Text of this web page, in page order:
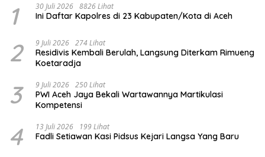
1 30 Juli 2026 8826 Lihat
Ini Daftar Kapolres di 23 Kabupaten/Kota di Aceh
2 9 Juli 2026 274 Lihat
Residivis Kembali Berulah, Langsung Diterkam Rimueng
Koetaradja
3 9 Juli 2026 250 Lihat
PWI Aceh Jaya Bekali Wartawannya Martikulasi
Kompetensi
4 13 Juli 2026 199 Lihat
Fadli Setiawan Kasi Pidsus Kejari Langsa Yang Baru